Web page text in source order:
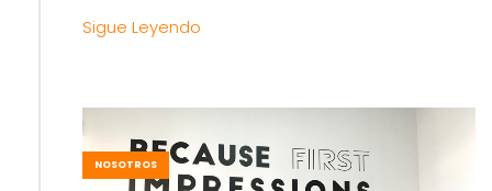
Sigue Leyendo
NOSOTROS